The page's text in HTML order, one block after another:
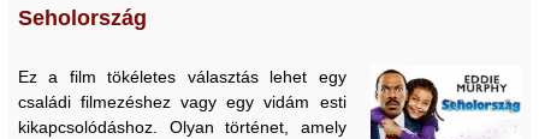
Seholország
Ez a film tökéletes választás lehet egy
családi filmezéshez vagy egy vidám esti
kikapcsolódáshoz. Olyan történet, amely